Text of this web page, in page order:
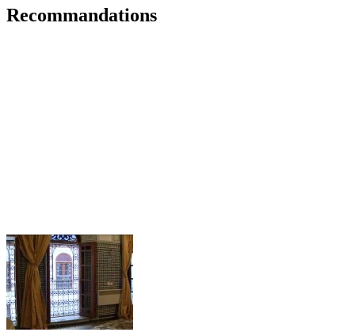
Recommandations